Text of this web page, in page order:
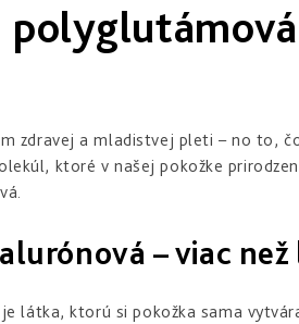
zdravej a mladistvej pleti – no to,
ktoré v našej pokožke
– viac
látka, ktorú si pokožka sama